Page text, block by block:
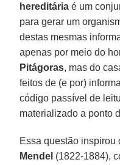
hereditária é um
para gerar um
destas mesmas
apenas por meio do
Pitágoras, mas do
feitos de (e por)
código passível de
materializado a ponto
Essa questão
Mendel (1822-1884),